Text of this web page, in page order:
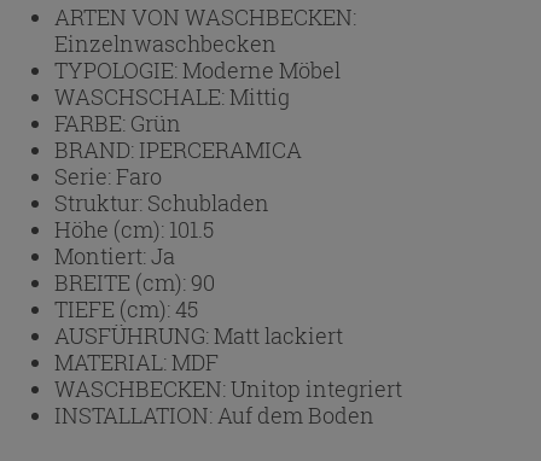
ARTEN VON WASCHBECKEN:
Einzelnwaschbecken
TYPOLOGIE:Moderne Möbel
WASCHSCHALE:Mittig
FARBE: Grün
BRAND: IPERCERAMICA
Serie:Faro
Struktur: Schubladen
Höhe (cm): 101.5
Montiert:Ja
BREITE (cm): 90
TIEFE (cm):45
AUSFÜHRUNG:Matt lackiert
MATERIAL:MDF
WASCHBECKEN:Unitop integriert
INSTALLATION:Auf dem Boden